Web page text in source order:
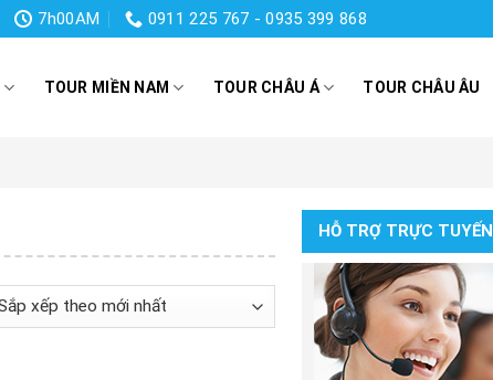
7h00AM 0911 225 767 - 0935 399 868
TOUR MIỀN NAM TOUR CHÂU Á TOUR CHÂU ÂU
HỖ TRỢ TRỰC TUYẾN